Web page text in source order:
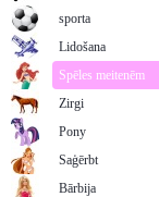
sporta
Lidošana
Spēles meitenēm
Zirgi
Pony
Saģērbt
Bārbija